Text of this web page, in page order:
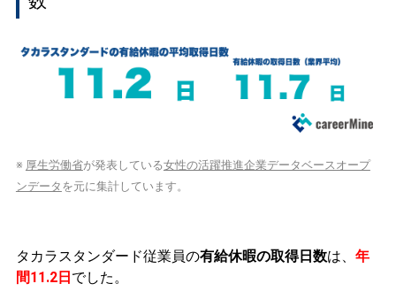
※ 厚生労働省が発表している女性の活躍推進企業データベースオープ
ンデータ を元に集計しています。
タカラスタンダード従業員の有給休暇の取得日数は、 年
間11.2日でした。